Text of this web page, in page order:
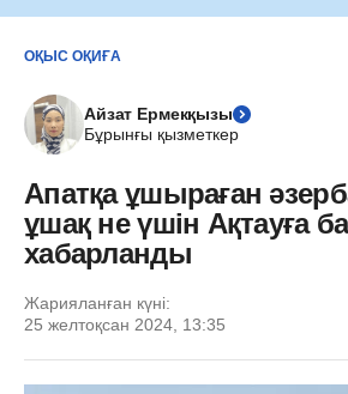
ОҚЫС ОҚИҒА
Айзат Ермекқызы
Бұрынғы қызметкер
Апатқа ұшыраған
ұшақ не үшін Ақтауға
хабарланды
Жарияланған күні:
25 желтоқсан 2024, 13:35